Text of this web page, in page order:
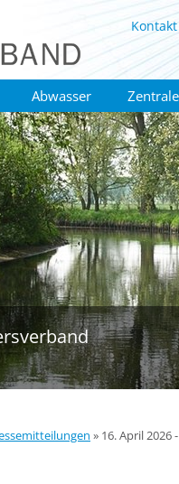
Kontakt
Abwasser
» 16. April